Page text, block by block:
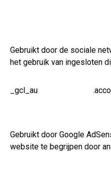
Gebruikt door de sociale
het gebruik van ingesloten
_gcl_au
Gebruikt door Google
website te begrijpen door